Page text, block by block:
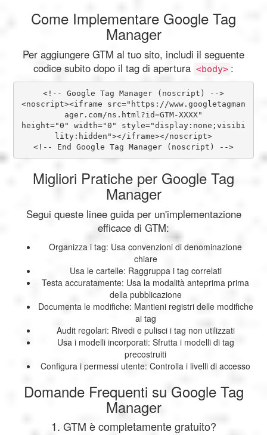
Come Implementare Google Tag
Manager
Per aggiungere GTM al tuo sito, includi il seguente
codice subito dopo il tag di apertura <body> :
<!-- Google Tag Manager (noscript) -->
<noscript><iframe src="https://www.googletagman
ager.com/ns.html?id=GTM-XXXX"
height="0" width="0" style="display:none;visibi
lity:hidden"></iframe></noscript>
<!-- End Google Tag Manager (noscript) -->
Migliori Pratiche per Google Tag
Manager
Segui queste linee guida per un'implementazione
efficace di GTM:
Organizza i tag: Usa convenzioni di denominazione
chiare
Usa le cartelle: Raggruppa i tag correlati
Testa accuratamente: Usa la modalità anteprima prima
della pubblicazione
Documenta le modifiche: Mantieni registri delle modifiche
ai tag
Audit regolari: Rivedi e pulisci i tag non utilizzati
Usa i modelli incorporati: Sfrutta i modelli di tag
precostruiti
Configura i permessi utente: Controlla i livelli di accesso
Domande Frequenti su Google Tag
Manager
1. GTM è completamente gratuito?